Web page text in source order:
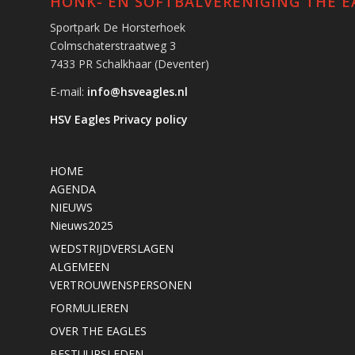
Sportpark De Horsterhoek
Colmschaterstraatweg 3
7433 PR Schalkhaar (Deventer)
E-mail: info@hsveagles.nl
HSV Eagles Privacy policy
HOME
AGENDA
NIEUWS
Nieuws2025
WEDSTRIJDVERSLAGEN
ALGEMEEN
VERTROUWENSPERSONEN
FORMULIEREN
OVER THE EAGLES